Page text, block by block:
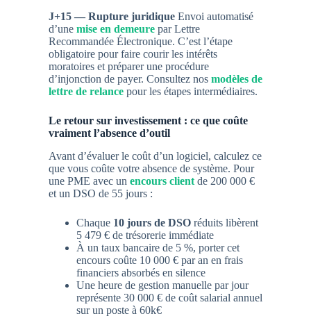
J+15 — Rupture juridique Envoi automatisé
d’une mise en demeure par Lettre
Recommandée Électronique. C’est l’étape
obligatoire pour faire courir les intérêts
moratoires et préparer une procédure
d’injonction de payer. Consultez nos modèles de
lettre de relance pour les étapes intermédiaires.
Le retour sur investissement : ce que coûte
vraiment l’absence d’outil
Avant d’évaluer le coût d’un logiciel, calculez ce
que vous coûte votre absence de système. Pour
une PME avec un encours client de 200 000 €
et un DSO de 55 jours :
Chaque 10 jours de DSO réduits libèrent
5 479 € de trésorerie immédiate
À un taux bancaire de 5 %, porter cet
encours coûte 10 000 € par an en frais
financiers absorbés en silence
Une heure de gestion manuelle par jour
représente 30 000 € de coût salarial annuel
sur un poste à 60k€